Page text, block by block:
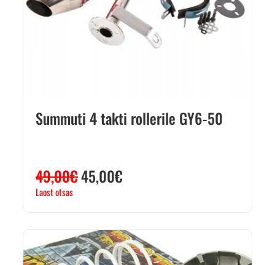
Summuti 4 takti rollerile GY6-50
49,00€45,00€
Laost otsas